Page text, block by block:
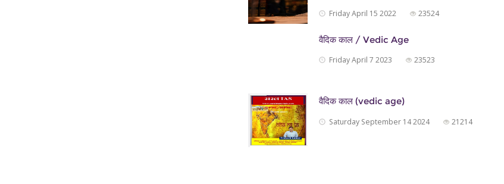
Friday April 15 2022 23524
वैदिक काल / Vedic Age
Friday April 7 2023 23523
वैदिक काल (vedic age)
Saturday September 14 2024 21214